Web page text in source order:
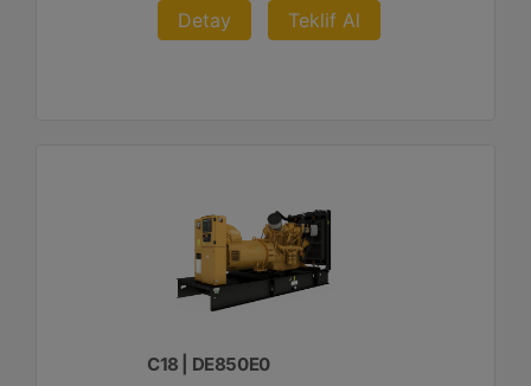
Detay Teklif Al
C18 | DE850E0